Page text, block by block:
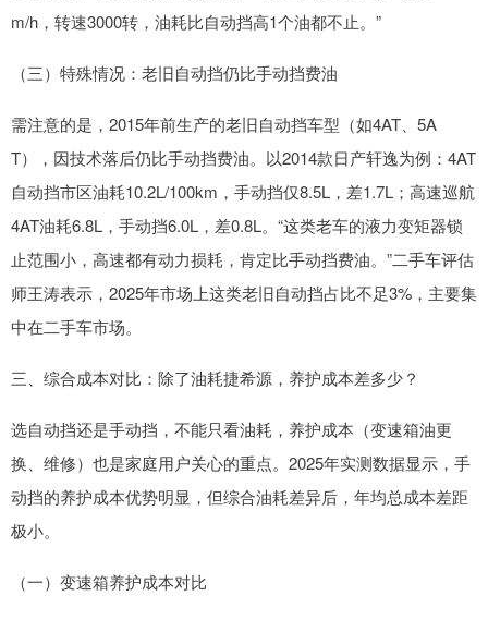
m/h，转速3000转，油耗比自动挡高1个油都不止。”
（三）特殊情况：老旧自动挡仍比手动挡费油
需注意的是，2015年前生产的老旧自动挡车型（如4AT、5A
T），因技术落后仍比手动挡费油。以2014款日产轩逸为例：4AT
自动挡市区油耗10.2L/100km，手动挡仅8.5L，差1.7L；高速巡航
4AT油耗6.8L，手动挡6.0L，差0.8L。“这类老车的液力变矩器锁
止范围小，高速都有动力损耗，肯定比手动挡费油。”二手车评估
师王涛表示，2025年市场上这类老旧自动挡占比不足3%，主要集
中在二手车市场。
三、综合成本对比：除了油耗捷希源，养护成本差多少？
选自动挡还是手动挡，不能只看油耗，养护成本（变速箱油更
换、维修）也是家庭用户关心的重点。2025年实测数据显示，手
动挡的养护成本优势明显，但综合油耗差异后，年均总成本差距
极小。
（一）变速箱养护成本对比